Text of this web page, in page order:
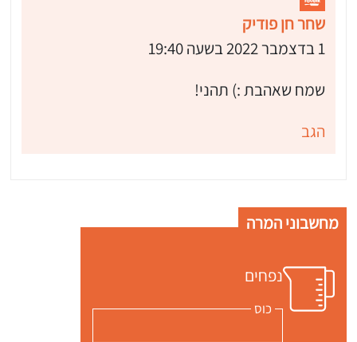
שחר חן פודיק
1 בדצמבר 2022 בשעה 19:40
שמח שאהבת :) תהני!
הגב
מחשבוני המרה
נפחים
כוס